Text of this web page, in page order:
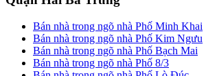
Bán nhà trong ngõ nhà Phố Minh Khai
Bán nhà trong ngõ nhà Phố Kim Ngưu
Bán nhà trong ngõ nhà Phố Bạch Mai
Bán nhà trong ngõ nhà Phố 8/3